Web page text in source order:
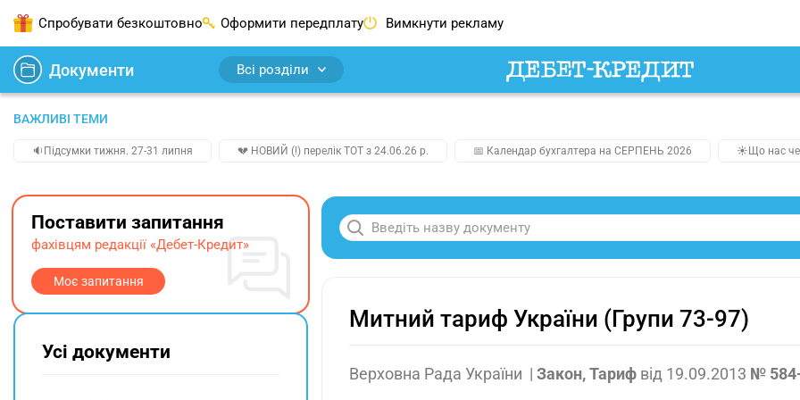
Спробувати безкоштовно Оформити передплату Вимкнути рекламу
Документи Всі розділи
ВАЖЛИВІ ТЕМИ
🔉Підсумки тижня. 27-31 липня 💔 НОВИЙ (!) перелік ТОТ з 24.06.26 р. 📅 Календар бухгалтера на СЕРПЕНЬ 2026 ☀️Що нас
Митний тариф України (Групи 73-97)
Верховна Рада України | Закон, Тариф від 19.09.2013 №
Поставити запитання
фахівцям редакції «Дебет-Кредит»
Моє запитання
Усі документи